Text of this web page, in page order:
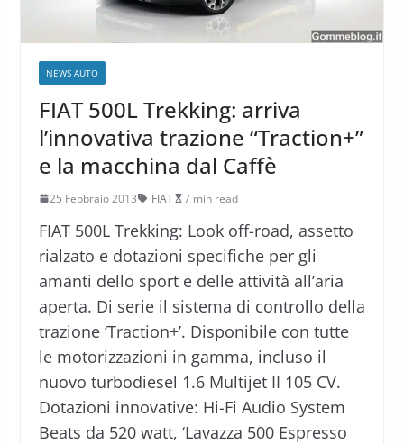
NEWS AUTO
FIAT 500L Trekking: arriva
l’innovativa trazione “Traction+”
e la macchina dal Caffè
25 Febbraio 2013 FIAT 7 min read
FIAT 500L Trekking: Look off-road, assetto
rialzato e dotazioni specifiche per gli
amanti dello sport e delle attività all’aria
aperta. Di serie il sistema di controllo della
trazione ‘Traction+’. Disponibile con tutte
le motorizzazioni in gamma, incluso il
nuovo turbodiesel 1.6 Multijet II 105 CV.
Dotazioni innovative: Hi-Fi Audio System
Beats da 520 watt, ‘Lavazza 500 Espresso